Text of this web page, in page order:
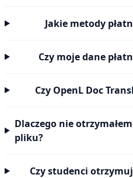
Jakie metody
Czy moje dane
Czy OpenL Doc
Dlaczego nie
pliku?
Czy studenci